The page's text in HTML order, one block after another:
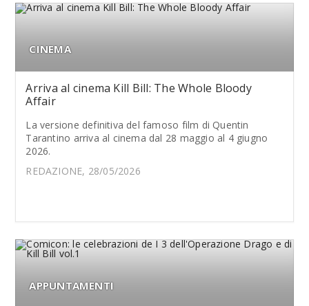
CINEMA
Arriva al cinema Kill Bill: The Whole Bloody
Affair
La versione definitiva del famoso film di Quentin
Tarantino arriva al cinema dal 28 maggio al 4 giugno
2026.
REDAZIONE, 28/05/2026
APPUNTAMENTI